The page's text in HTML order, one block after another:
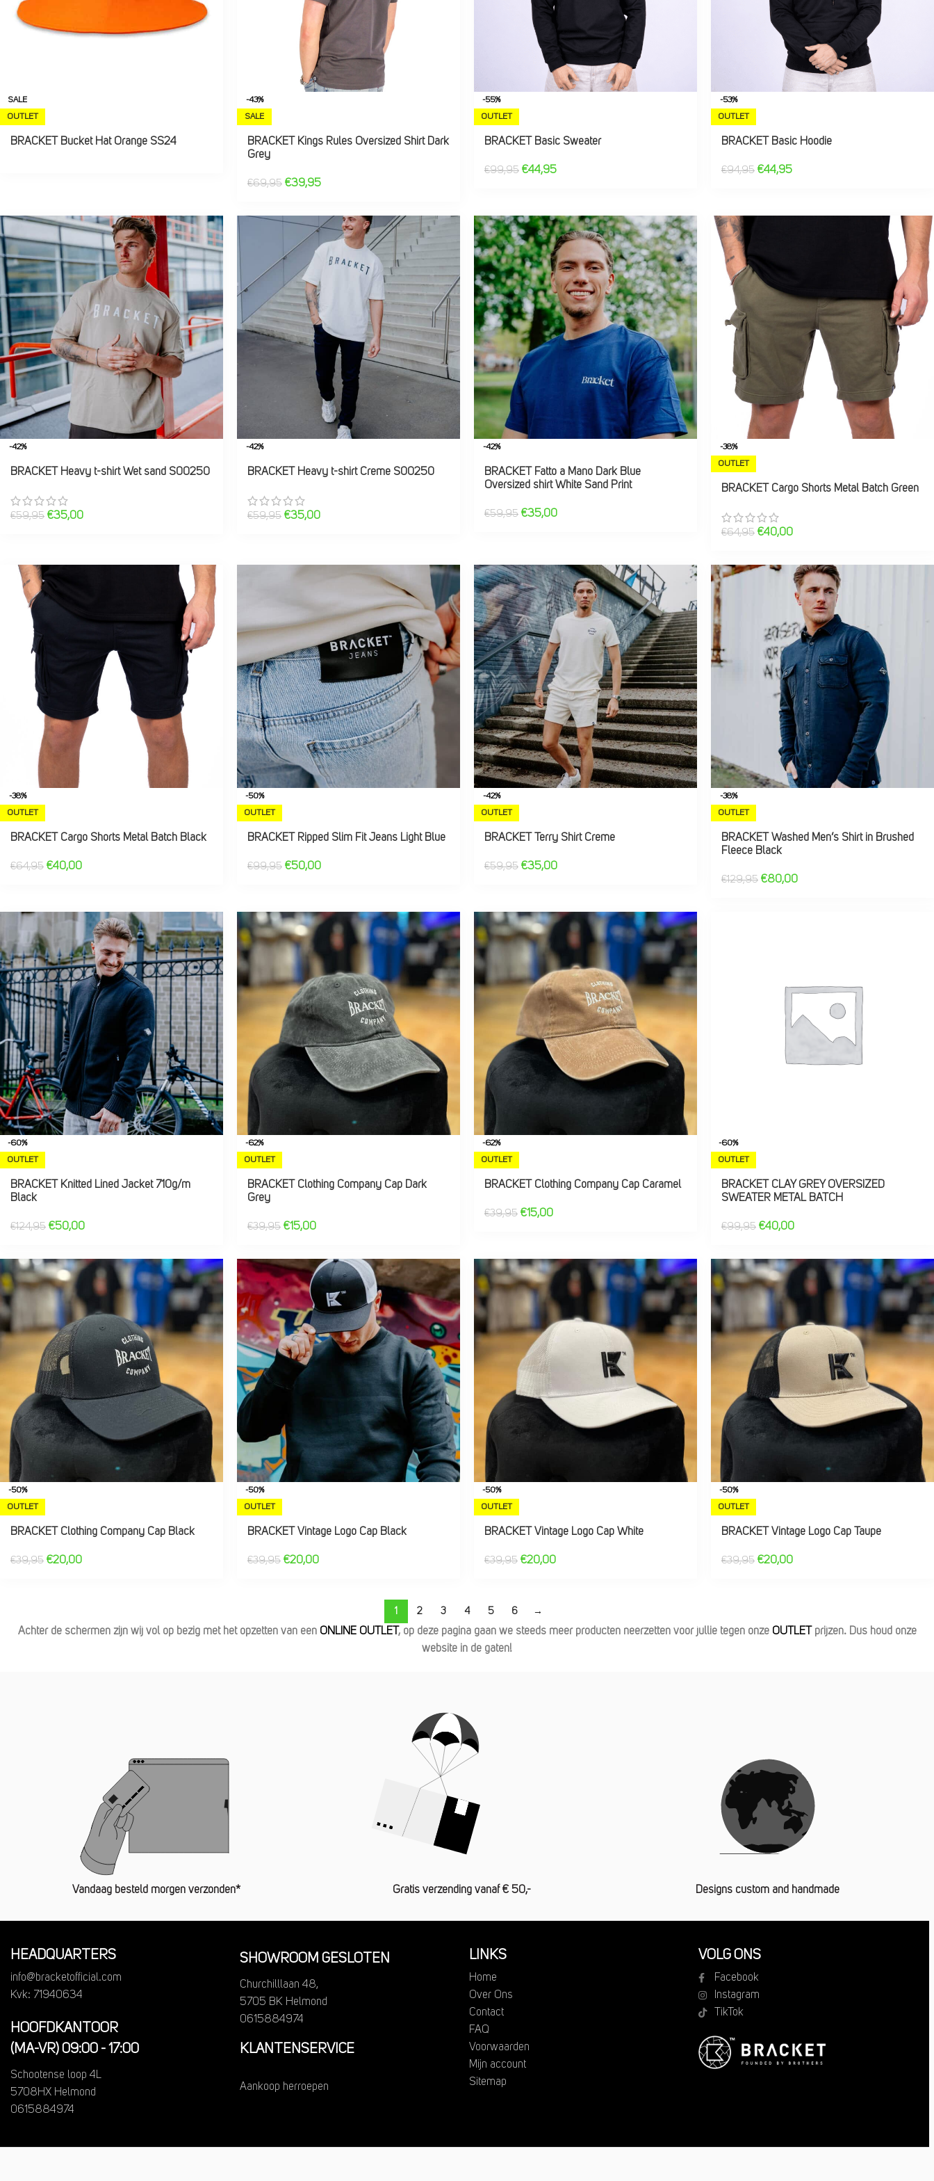
SALE
OUTLET
BRACKET Bucket Hat Orange SS24
-43%
SALE
BRACKET Kings Rules Oversized Shirt Dark
Grey
€69,95 €39,95
-55%
OUTLET
BRACKET Basic Sweater
€99,95 €44,95
-53%
OUTLET
BRACKET Basic Hoodie
€94,95 €44,95
-42%
BRACKET Heavy t-shirt Wet sand S00250
€59,95 €35,00
-42%
BRACKET Heavy t-shirt Creme S00250
€59,95 €35,00
-42%
BRACKET Fatto a Mano Dark Blue
Oversized shirt White Sand Print
€59,95 €35,00
-38%
OUTLET
BRACKET Cargo Shorts Metal Batch Green
€64,95 €40,00
-38%
OUTLET
BRACKET Cargo Shorts Metal Batch Black
€64,95 €40,00
-50%
OUTLET
BRACKET Ripped Slim Fit Jeans Light Blue
€99,95 €50,00
-42%
OUTLET
BRACKET Terry Shirt Creme
€59,95 €35,00
-38%
OUTLET
BRACKET Washed Men’s Shirt in Brushed
Fleece Black
€129,95 €80,00
-60%
OUTLET
BRACKET Knitted Lined Jacket 710g/m
Black
€124,95 €50,00
-62%
OUTLET
BRACKET Clothing Company Cap Dark
Grey
€39,95 €15,00
-62%
OUTLET
BRACKET Clothing Company Cap Caramel
€39,95 €15,00
-60%
OUTLET
BRACKET CLAY GREY OVERSIZED
SWEATER METAL BATCH
€99,95 €40,00
-50%
OUTLET
BRACKET Clothing Company Cap Black
€39,95 €20,00
-50%
OUTLET
BRACKET Vintage Logo Cap Black
€39,95 €20,00
-50%
OUTLET
BRACKET Vintage Logo Cap White
€39,95 €20,00
-50%
OUTLET
BRACKET Vintage Logo Cap Taupe
€39,95 €20,00
1 2 3 4 5 6 →
Achter de schermen zijn wij vol op bezig met het opzetten van een ONLINE OUTLET , op deze pagina gaan we steeds meer producten neerzetten voor jullie tegen onze OUTLET
prijzen. Dus houd onze
website in de gaten!
Vandaag besteld morgen verzonden* Gratis verzending vanaf € 50,- Designs custom and handmade
HEADQUARTERS
info@bracketofficial.com
Kvk: 71940634
HOOFDKANTOOR
(MA-VR) 09:00 - 17:00
Schootense loop 4L
5708HX Helmond
0615884974
SHOWROOM GESLOTEN
Churchilllaan 48,
5705 BK Helmond
0615884974
KLANTENSERVICE
Aankoop herroepen
LINKS
Home
Over Ons
Contact
FAQ
Voorwaarden
Mijn account
Sitemap
VOLG ONS
Facebook
Instagram
TikTok